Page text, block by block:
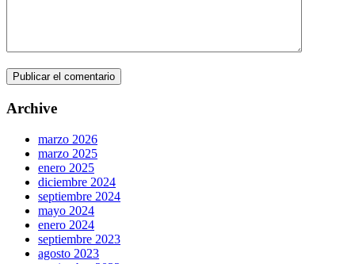
Archive
marzo 2026
marzo 2025
enero 2025
diciembre 2024
septiembre 2024
mayo 2024
enero 2024
septiembre 2023
agosto 2023